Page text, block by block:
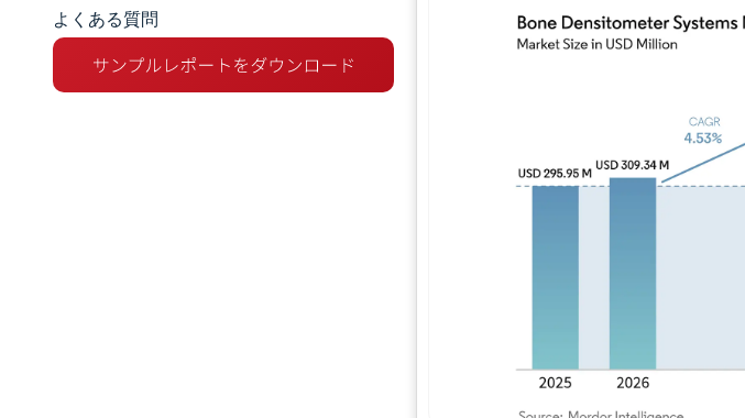
市場分析
トレンドとインサイト
よくある質問
画像 ©